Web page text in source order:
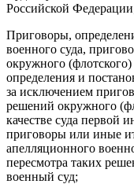
Российской
Приговоры,
военного суда,
окружного
определения и
за исключением
решений окружного
качестве суда первой
приговоры или иные
апелляционного
пересмотра таких
военный суд;